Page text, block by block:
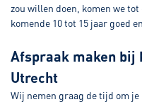
zou willen doen, komen we
komende 10 tot 15 jaar goed
Afspraak maken bij
Utrecht
Wij nemen graag de tijd om